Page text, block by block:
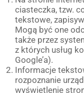
ciasteczka, tzw.
tekstowe,
Mogą być one
także przez
z których usług
Google’a).
Informacje
rozpoznanie
wyświetlenie